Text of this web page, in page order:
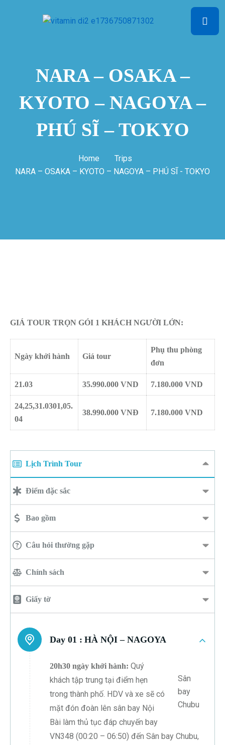
NARA – OSAKA –
KYOTO – NAGOYA –
PHÚ SĨ – TOKYO
Home
Trips
NARA – OSAKA – KYOTO – NAGOYA – PHÚ SĨ - TOKYO
GIÁ TOUR TRỌN GÓI 1 KHÁCH NGƯỜI LỚN:
Ngày khởi hành Giá tour
Phụ thu phòng
đơn
21.03 35.990.000 VND 7.180.000 VND
24,25,31.0301,05.
04
38.990.000 VNĐ 7.180.000 VND
Lịch Trình Tour
Điểm đặc sắc
Bao gồm
Câu hỏi thường gặp
Chính sách
Giấy tờ
Day 01 : HÀ NỘI – NAGOYA
Sân
bay
Chubu
20h30 ngày khởi hành: Quý
khách tập trung tại điểm hẹn
trong thành phố. HDV và xe sẽ có
mặt đón đoàn lên sân bay Nội
Bài làm thủ tục đáp chuyến bay
VN348 (00:20 – 06:50) đến Sân bay Chubu,